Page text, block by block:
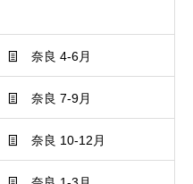
奈良 4-6月
奈良 7-9月
奈良 10-12月